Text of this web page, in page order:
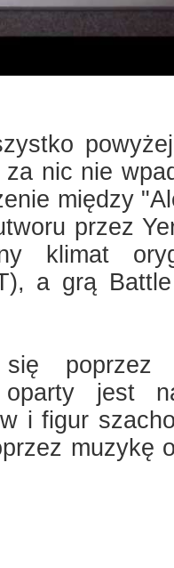
nic nie
między
przez
klimat
a grą
się
jest
i figur
muzykę